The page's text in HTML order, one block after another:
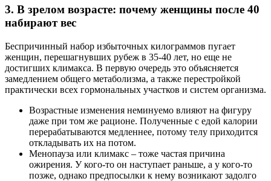
3. В зрелом возрасте: почему женщины после 40
набирают вес
Беспричинный набор избыточных килограммов пугает
женщин, перешагнувших рубеж в 35-40 лет, но еще не
достигших климакса. В первую очередь это объясняется
замедлением общего метаболизма, а также перестройкой
практически всех гормональных участков и систем организма.
Возрастные изменения неминуемо влияют на фигуру
даже при том же рационе. Полученные с едой калории
перерабатываются медленнее, потому телу приходится
откладывать их на потом.
Менопауза или климакс – тоже частая причина
ожирения. У кого-то он наступает раньше, а у кого-то
позже, однако предпосылки к нему возникают задолго